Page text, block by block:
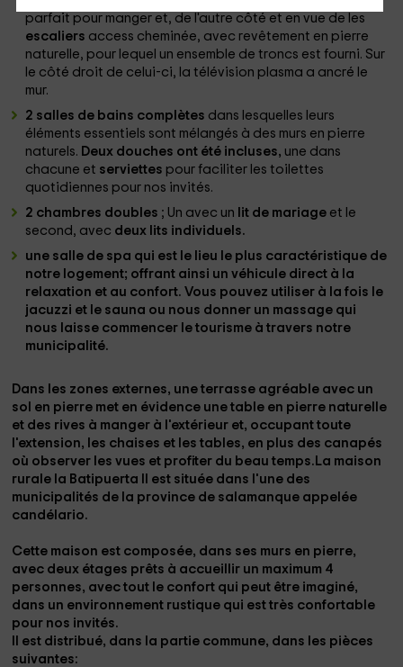
parfait pour manger et, de l'autre côté et en vue de les
escaliers access cheminée, avec revêtement en pierre
naturelle, pour lequel un ensemble de troncs est fourni. Sur
le côté droit de celui-ci, la télévision plasma a ancré le
mur.
2 salles de bains complètes dans lesquelles leurs
éléments essentiels sont mélangés à des murs en pierre
naturels. Deux douches ont été incluses, une dans
chacune et serviettes pour faciliter les toilettes
quotidiennes pour nos invités.
2 chambres doubles ; Un avec un lit de mariage et le
second, avec deux lits individuels.
une salle de spa qui est le lieu le plus caractéristique de
notre logement; offrant ainsi un véhicule direct à la
relaxation et au confort. Vous pouvez utiliser à la fois le
jacuzzi et le sauna ou nous donner un massage qui
nous laisse commencer le tourisme à travers notre
municipalité.
Dans les zones externes, une terrasse agréable avec un
sol en pierre met en évidence une table en pierre naturelle
et des rives à manger à l'extérieur et, occupant toute
l'extension, les chaises et les tables, en plus des canapés
où observer les vues et profiter du beau temps.La maison
rurale la Batipuerta II est située dans l'une des
municipalités de la province de salamanque appelée
candélario.
Cette maison est composée, dans ses murs en pierre,
avec deux étages prêts à accueillir un maximum 4
personnes, avec tout le confort qui peut être imaginé,
dans un environnement rustique qui est très confortable
pour nos invités.
Il est distribué, dans la partie commune, dans les pièces
suivantes: